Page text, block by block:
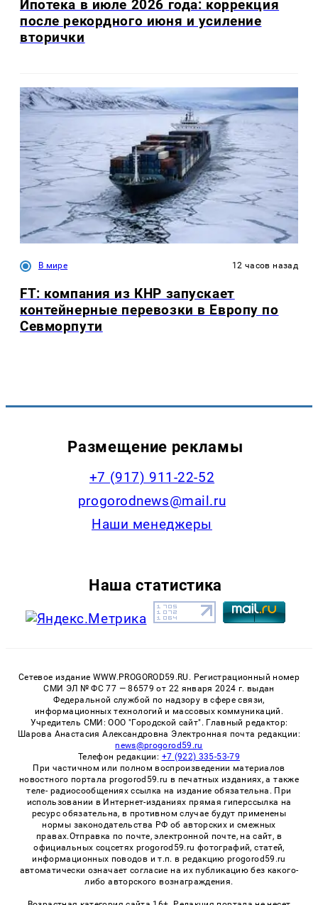
Ипотека в июле 2026 года: коррекция
после рекордного июня и усиление
вторички
В мире 12 часов назад
FT: компания из КНР запускает
контейнерные перевозки в Европу по
Севморпути
Размещение рекламы
+7 (917) 911-22-52
progorodnews@mail.ru
Наши менеджеры
Наша статистика
Сетевое издание WWW.PROGOROD59.RU. Регистрационный номер
СМИ ЭЛ № ФС 77 — 86579 от 22 января 2024 г. выдан
Федеральной службой по надзору в сфере связи,
информационных технологий и массовых коммуникаций.
Учредитель СМИ: ООО "Городской сайт". Главный редактор:
Шарова Анастасия Александровна Электронная почта редакции:
news@progorod59.ru
Телефон редакции: +7 (922) 335-53-79
При частичном или полном воспроизведении материалов
новостного портала progorod59.ru в печатных изданиях, а также
теле- радиосообщениях ссылка на издание обязательна. При
использовании в Интернет-изданиях прямая гиперссылка на
ресурс обязательна, в противном случае будут применены
нормы законодательства РФ об авторских и смежных
правах.Отправка по почте, электронной почте, на сайт, в
официальных соцсетях progorod59.ru фотографий, статей,
информационных поводов и т.п. в редакцию progorod59.ru
автоматически означает согласие на их публикацию без какого-
либо авторского вознаграждения.